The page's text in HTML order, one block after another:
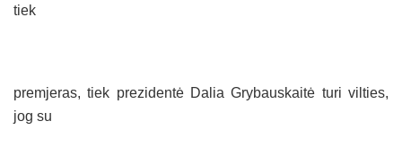
tiek
premjeras, tiek prezidentė Dalia Grybauskaitė turi vilties,
jog su